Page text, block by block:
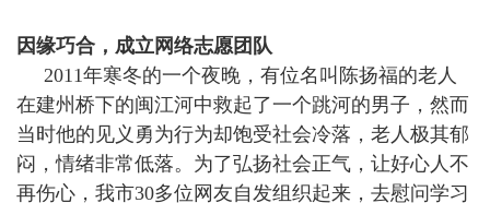
因缘巧合，成立网络志愿团队
2011年寒冬的一个夜晚，有位名叫陈扬福的老人
在建州桥下的闽江河中救起了一个跳河的男子，然而
当时他的见义勇为行为却饱受社会冷落，老人极其郁
闷，情绪非常低落。为了弘扬社会正气，让好心人不
再伤心，我市30多位网友自发组织起来，去慰问学习